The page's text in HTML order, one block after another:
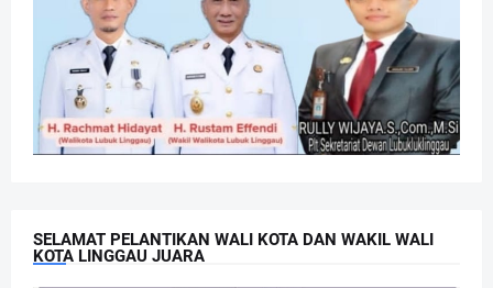
SELAMAT PELANTIKAN WALI KOTA DAN WAKIL WALI
KOTA LINGGAU JUARA